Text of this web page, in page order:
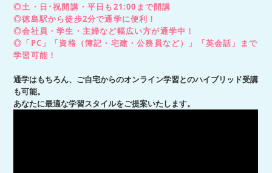
◎土・日･祝開講・平日も21:00まで開講
◎徳島駅から徒歩2分で通学に便利！
◎会社員・学生・主婦など幅広い方が通学中！
◎「PC」「資格（簿記・宅建・公務員など）」「英会話」まで
学習可能！
通学はもちろん、ご自宅からのオンライン学習とのハイブリッド受講
も可能。
あなたに最適な学習スタイルをご提案いたします。